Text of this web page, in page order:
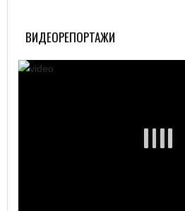
ВИДЕОРЕПОРТАЖИ